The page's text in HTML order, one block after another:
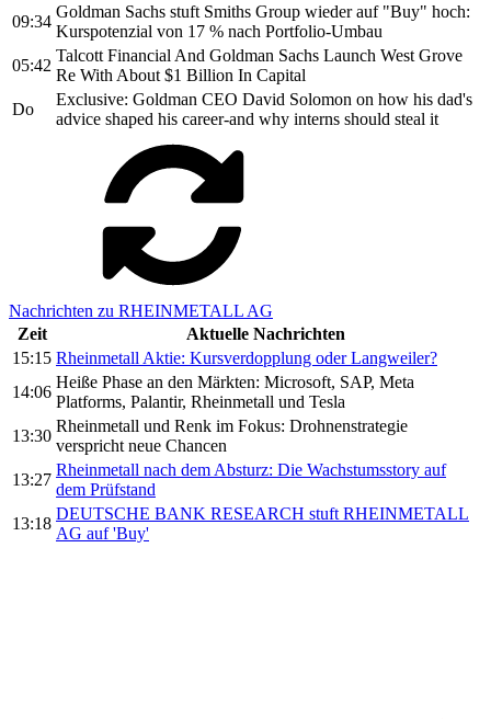
09:34
Goldman Sachs stuft Smiths Group wieder auf "Buy" hoch:
Kurspotenzial von 17 % nach Portfolio-Umbau
05:42
Talcott Financial And Goldman Sachs Launch West Grove
Re With About $1 Billion In Capital
Do
Exclusive: Goldman CEO David Solomon on how his dad's
advice shaped his career-and why interns should steal it
Nachrichten zu RHEINMETALL AG
Zeit
Aktuelle Nachrichten
15:15 Rheinmetall Aktie: Kursverdopplung oder Langweiler?
14:06
Heiße Phase an den Märkten: Microsoft, SAP, Meta
Platforms, Palantir, Rheinmetall und Tesla
13:30
Rheinmetall und Renk im Fokus: Drohnenstrategie
verspricht neue Chancen
13:27
Rheinmetall nach dem Absturz: Die Wachstumsstory auf
dem Prüfstand
13:18
DEUTSCHE BANK RESEARCH stuft RHEINMETALL
AG auf 'Buy'